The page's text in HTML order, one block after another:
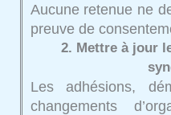
Aucune retenue ne
preuve de
2. Mettre à jour
Les adhésions,
changements